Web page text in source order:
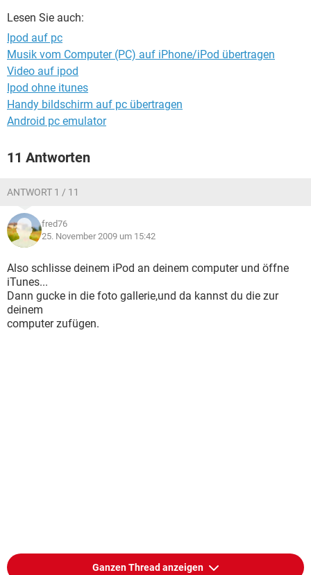
Lesen Sie auch:
Ipod auf pc
Musik vom Computer (PC) auf iPhone/iPod übertragen
Video auf ipod
Ipod ohne itunes
Handy bildschirm auf pc übertragen
Android pc emulator
11 Antworten
ANTWORT 1 / 11
fred76
25. November 2009 um 15:42
Also schlisse deinem iPod an deinem computer und öffne
iTunes...
Dann gucke in die foto gallerie,und da kannst du die zur
deinem
computer zufügen.
Ganzen Thread anzeigen